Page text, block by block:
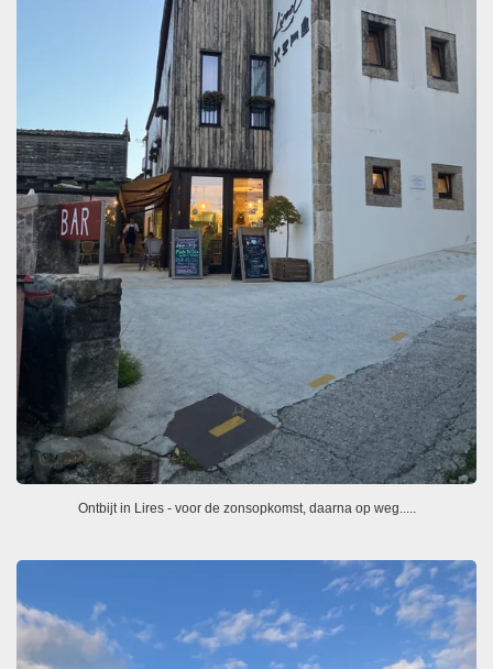
Ontbijt in Lires - voor de zonsopkomst, daarna op weg.....